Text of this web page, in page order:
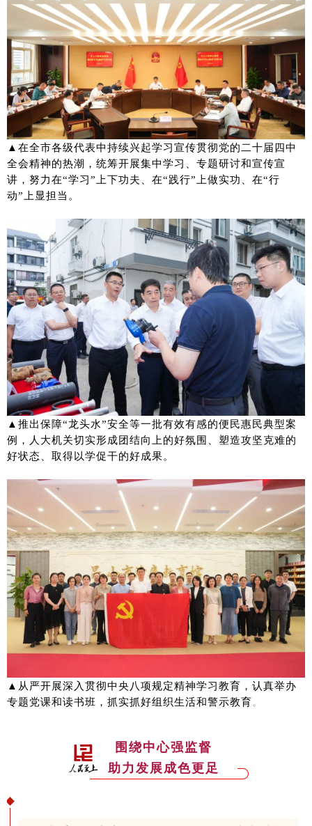
▲在全市各级代表中持续兴起学习宣传贯彻党的二十届四中
全会精神的热潮，统筹开展集中学习、专题研讨和宣传宣
讲，努力在“学习”上下功夫、在“践行”上做实功、在“行
动”上显担当。
▲推出保障“龙头水”安全等一批有效有感的便民惠民典型案
例，人大机关切实形成团结向上的好氛围、塑造攻坚克难的
好状态、取得以学促干的好成果。
▲从严开展深入贯彻中央八项规定精神学习教育，认真举办
专题党课和读书班，抓实抓好组织生活和警示教育。
围绕中心强监督
助力发展成色更足